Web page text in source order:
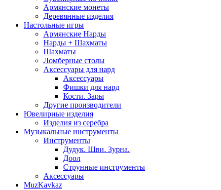
Армянские монеты
Деревянные изделия
Настольные игры
Армянские Нарды
Нарды + Шахматы
Шахматы
Ломберные столы
Аксессуары для нард
Аксессуары
Фишки для нард
Кости. Зары
Другие производители
Ювелирные изделия
Изделия из серебра
Музыкальные инструменты
Инструменты
Дудук. Шви. Зурна.
Доол
Струнные инструменты
Аксессуары
MuzKavkaz